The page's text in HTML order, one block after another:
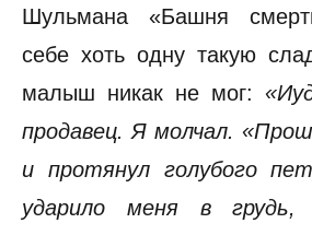
Шульмана «Башня
себе хоть одну такую
малыш никак не мог:
продавец. Я молчал.
и протянул голубого
ударило меня в грудь,